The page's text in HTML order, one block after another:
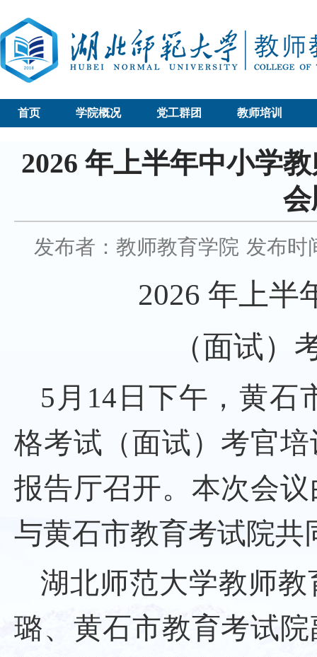
首页 学院概况 党工群团 教师培训
2026 年上半年中小学
发布者：教师教育学院 发布时
2026 年上半
（ 面试）
5 月 14 日下午，黄石
格考试（面试） 考官
报告厅召开。本次会
与黄石市教育考试院共
湖北师范大学教师
璐、 黄石市教育考试